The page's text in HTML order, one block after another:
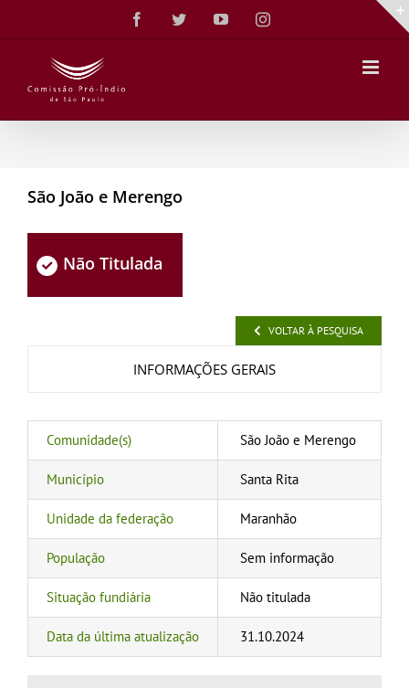
conteúdo
FacebookTwitterYouTubeInstagram
São João e Merengo
Não Titulada
VOLTAR À PESQUISA
INFORMAÇÕES GERAIS
Comunidade(s) São João e Merengo
Município Santa Rita
Unidade da federação Maranhão
População Sem informação
Situação fundiária Não titulada
Data da última atualização 31.10.2024